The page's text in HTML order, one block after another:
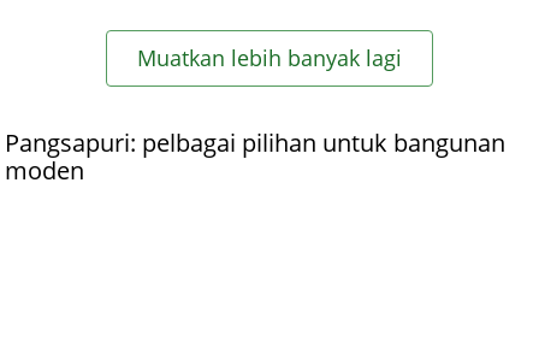
Muatkan lebih banyak lagi
Pangsapuri: pelbagai pilihan untuk bangunan
moden